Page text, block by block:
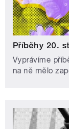
Příběhy 20.
Vyprávíme
na ně mělo